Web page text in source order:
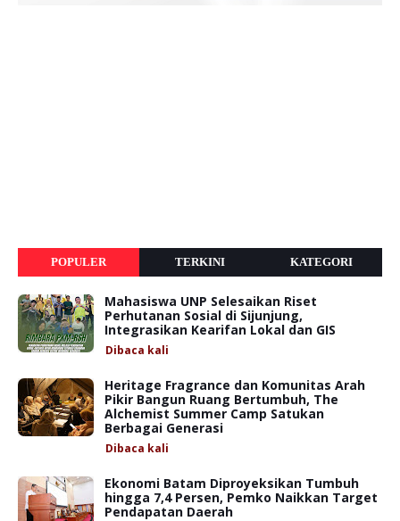
POPULER TERKINI KATEGORI
Mahasiswa UNP Selesaikan Riset
Perhutanan Sosial di Sijunjung,
Integrasikan Kearifan Lokal dan GIS
Dibaca kali
Heritage Fragrance dan Komunitas Arah
Pikir Bangun Ruang Bertumbuh, The
Alchemist Summer Camp Satukan
Berbagai Generasi
Dibaca kali
Ekonomi Batam Diproyeksikan Tumbuh
hingga 7,4 Persen, Pemko Naikkan Target
Pendapatan Daerah